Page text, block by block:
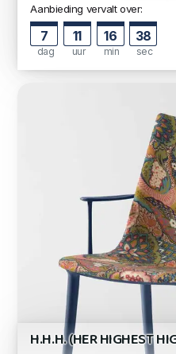
Aanbieding vervalt over:
7
dag
11
uur
16
min
36
sec
H.H.H. (HER HIGHEST